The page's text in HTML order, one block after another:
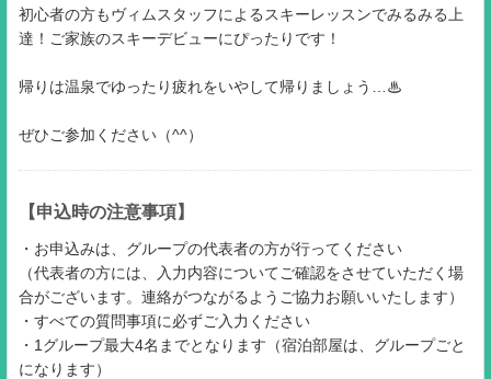
初心者の方もヴィムスタッフによるスキーレッスンでみるみる上
達！ご家族のスキーデビューにぴったりです！
帰りは温泉でゆったり疲れをいやして帰りましょう…♨
ぜひご参加ください（^^）
【申込時の注意事項】
・お申込みは、グループの代表者の方が行ってください
（代表者の方には、入力内容についてご確認をさせていただく場
合がございます。連絡がつながるようご協力お願いいたします）
・すべての質問事項に必ずご入力ください
・1グループ最大4名までとなります（宿泊部屋は、グループごと
になります）